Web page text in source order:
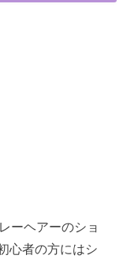
ーヘアーのショ
心者の方にはシ